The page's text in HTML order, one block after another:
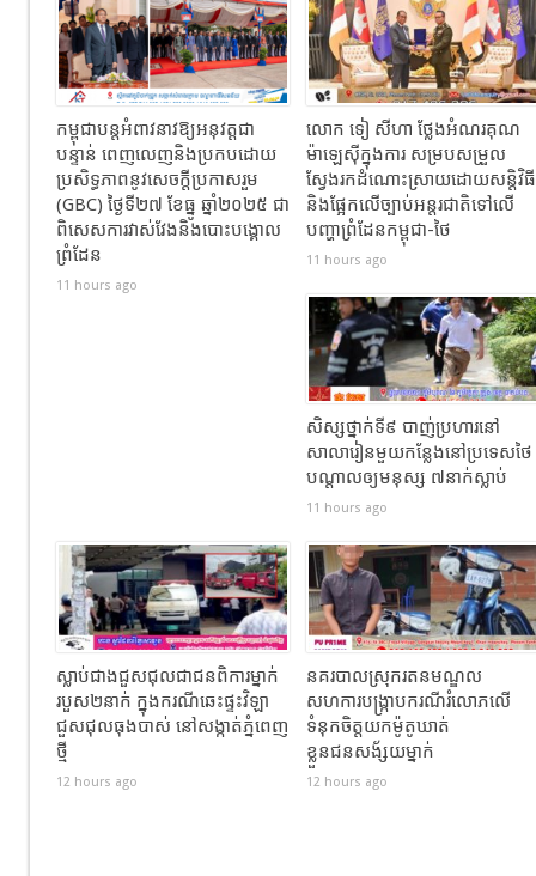
កម្ពុជាបន្តអំពាវនាវឱ្យអនុវត្តជា
បន្ទាន់ ពេញលេញនិងប្រកបដោយ
ប្រសិទ្ធភាពនូវសេចក្តីប្រកាសរួម
(GBC) ថ្ងៃទី២៧ ខែធ្នូ ឆ្នាំ២០២៥ ជា
ពិសេសការវាស់វែងនិងបោះបង្គោល
ព្រំដែន
11 hours ago
លោក ទៀ សីហា ថ្លែងអំណរគុណ
ម៉ាឡេស៊ីក្នុងការ សម្របសម្រួល
ស្វែងរកដំណោះស្រាយដោយសន្តិវិធី
និងផ្អែកលើច្បាប់អន្តរជាតិទៅលើ
បញ្ហាព្រំដែនកម្ពុជា-ថៃ
11 hours ago
សិស្សថ្នាក់ទី៩ បាញ់ប្រហារនៅ
សាលារៀនមួយកន្លែងនៅប្រទេសថៃ
បណ្តាលឲ្យមនុស្ស ៧នាក់ស្លាប់
11 hours ago
ស្លាប់ជាងជួសជុលជាជនពិការម្នាក់
របួស២នាក់ ក្នុងករណីឆេះផ្ទះវិឡា
ជួសជុលធុងបាស់ នៅសង្កាត់ភ្នំពេញ
ថ្មី
12 hours ago
នគរបាលស្រុករតនមណ្ឌល
សហការបង្រ្កាបករណីរំលោភលើ
ទំនុកចិត្តយកម៉ូតូឃាត់
ខ្លួនជនសង័្សយម្នាក់
12 hours ago